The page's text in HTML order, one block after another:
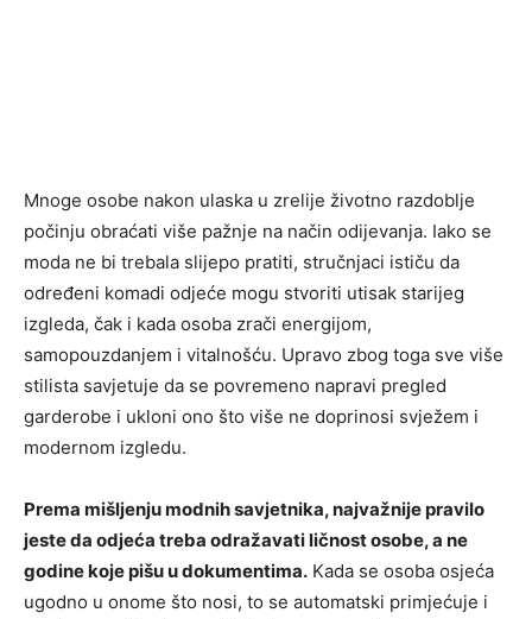
Mnoge osobe nakon ulaska u zrelije životno razdoblje
počinju obraćati više pažnje na način odijevanja. Iako se
moda ne bi trebala slijepo pratiti, stručnjaci ističu da
određeni komadi odjeće mogu stvoriti utisak starijeg
izgleda, čak i kada osoba zrači energijom,
samopouzdanjem i vitalnošću. Upravo zbog toga sve više
stilista savjetuje da se povremeno napravi pregled
garderobe i ukloni ono što više ne doprinosi svježem i
modernom izgledu.
Prema mišljenju modnih savjetnika, najvažnije pravilo
jeste da odjeća treba odražavati ličnost osobe, a ne
godine koje pišu u dokumentima. Kada se osoba osjeća
ugodno u onome što nosi, to se automatski primjećuje i